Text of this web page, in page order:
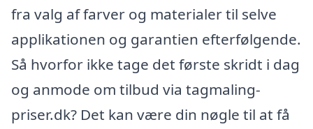
fra valg af farver og materialer til selve
applikationen og garantien efterfølgende.
Så hvorfor ikke tage det første skridt i dag
og anmode om tilbud via tagmaling-
priser.dk? Det kan være din nøgle til at få